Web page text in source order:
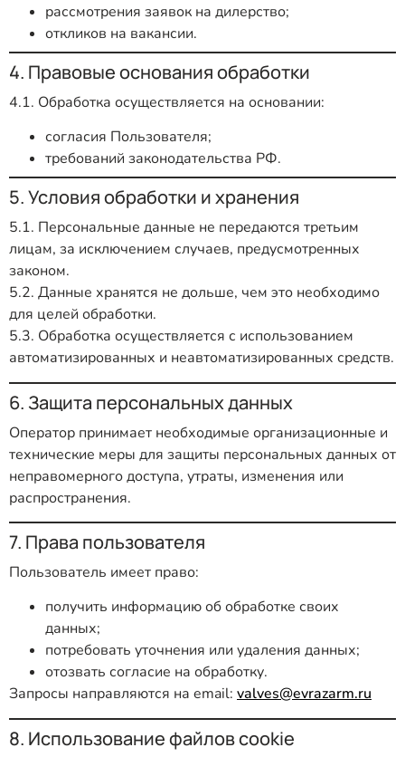
рассмотрения заявок на дилерство;
откликов на вакансии.
4. Правовые основания обработки
4.1. Обработка осуществляется на основании:
согласия Пользователя;
требований законодательства РФ.
5. Условия обработки и хранения
5.1. Персональные данные не передаются третьим
лицам, за исключением случаев, предусмотренных
законом.
5.2. Данные хранятся не дольше, чем это необходимо
для целей обработки.
5.3. Обработка осуществляется с использованием
автоматизированных и неавтоматизированных средств.
6. Защита персональных данных
Оператор принимает необходимые организационные и
технические меры для защиты персональных данных от
неправомерного доступа, утраты, изменения или
распространения.
7. Права пользователя
Пользователь имеет право:
получить информацию об обработке своих
данных;
потребовать уточнения или удаления данных;
отозвать согласие на обработку.
Запросы направляются на email: valves@evrazarm.ru
8. Использование файлов cookie